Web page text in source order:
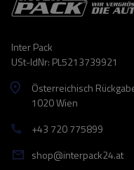
Inter Pack
USt-IdNr: PL5213739921
Österreichisch
1020 Wien
+43 720 775899
shop@interpack24.at